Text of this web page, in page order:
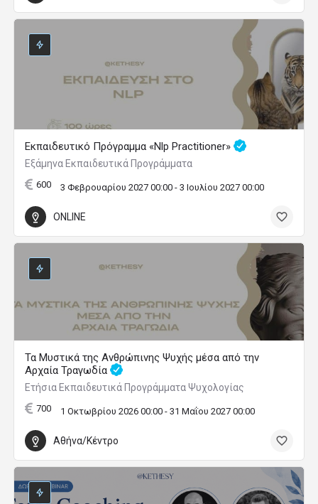
Εκπαιδευτικό Πρόγραμμα «Nlp Practitioner»
Εξάμηνα Εκπαιδευτικά Προγράμματα
600 3 Φεβρουαρίου 2027 00:00 - 3 Ιουλίου 2027 00:00
ONLINE
Τα Μυστικά της Ανθρώπινης Ψυχής μέσα από την
Αρχαία Τραγωδία
Ετήσια Εκπαιδευτικά Προγράμματα Ψυχολογίας
700 1 Οκτωβρίου 2026 00:00 - 31 Μαΐου 2027 00:00
Αθήνα/Κέντρο